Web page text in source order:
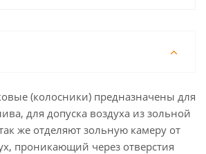
(колосники) предназначены для
для допуска воздуха из зольной
же отделяют зольную камеру от
проникающий через отверстия